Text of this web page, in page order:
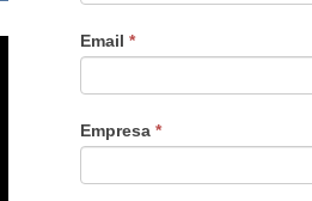
Email *
Empresa *